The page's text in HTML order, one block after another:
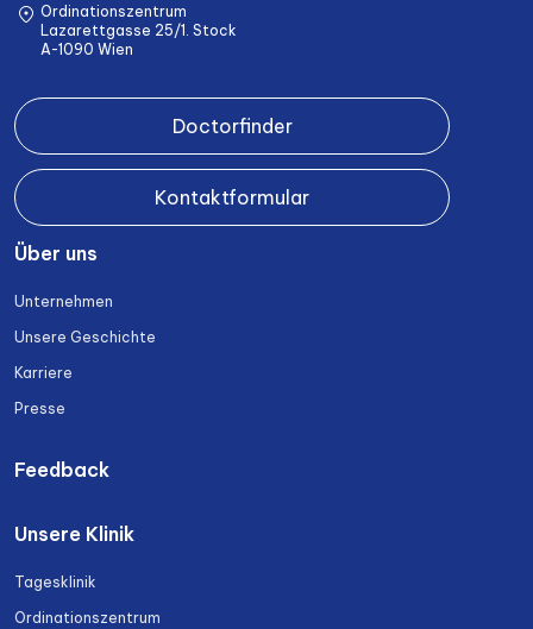
Ordinationszentrum
Lazarettgasse 25/1. Stock
A-1090 Wien
Doctorfinder
Kontaktformular
Über uns
Unternehmen
Unsere Geschichte
Karriere
Presse
Feedback
Unsere Klinik
Tagesklinik
Ordinationszentrum